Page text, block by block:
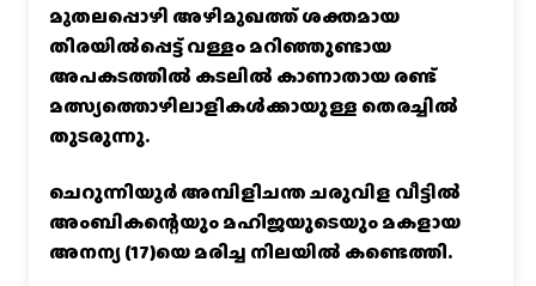
മുതലപ്പൊഴി അഴിമുഖത്ത് ശക്തമായ
തിരയിൽപ്പെട്ട് വള്ളം മറിഞ്ഞുണ്ടായ
അപകടത്തിൽ കടലിൽ കാണാതായ രണ്ട്
മത്സ്യത്തൊഴിലാളികൾക്കായുള്ള തെരച്ചിൽ
തുടരുന്നു.
ചെറുന്നിയൂർ അമ്പിളിചന്ത ചരുവിള വീട്ടിൽ
അംബികന്റെയും മഹിജയുടെയും മകളായ
അനന്യ (17)യെ മരിച്ച നിലയിൽ കണ്ടെത്തി.